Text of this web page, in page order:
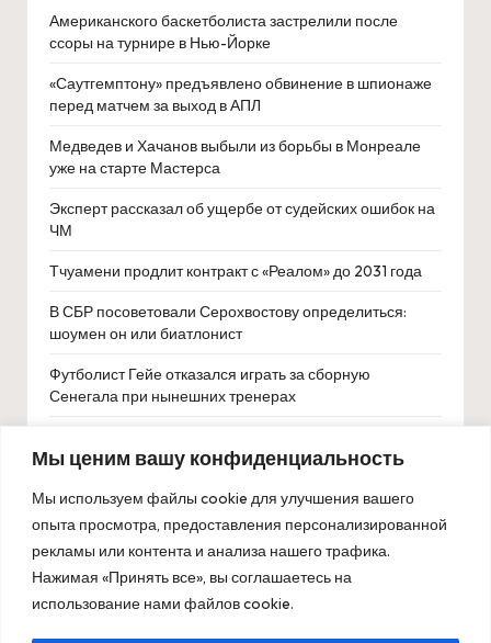
Мы ценим вашу конфиденциальность
Мы используем файлы cookie для улучшения вашего
опыта просмотра, предоставления персонализированной
рекламы или контента и анализа нашего трафика.
Нажимая «Принять все», вы соглашаетесь на
использование нами файлов cookie.
Американского баскетболиста застрелили после
ссоры на турнире в Нью-Йорке
«Саутгемптону» предъявлено обвинение в шпионаже
перед матчем за выход в АПЛ
Медведев и Хачанов выбыли из борьбы в Монреале
уже на старте Мастерса
Эксперт рассказал об ущербе от судейских ошибок на
ЧМ
Тчуамени продлит контракт с «Реалом» до 2031 года
В СБР посоветовали Серохвостову определиться:
шоумен он или биатлонист
Футболист Гейе отказался играть за сборную
Сенегала при нынешних тренерах
Европы по тяжелой атлетике в Батуми